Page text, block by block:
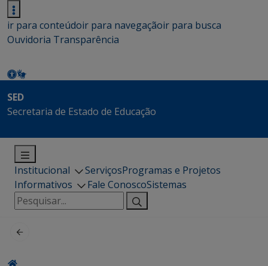
ir para conteúdoir para navegaçãoir para busca
Ouvidoria Transparência
SED
Secretaria de Estado de Educação
Institucional ServiçosProgramas e Projetos
Informativos
Fale ConoscoSistemas
Pesquisar
por: